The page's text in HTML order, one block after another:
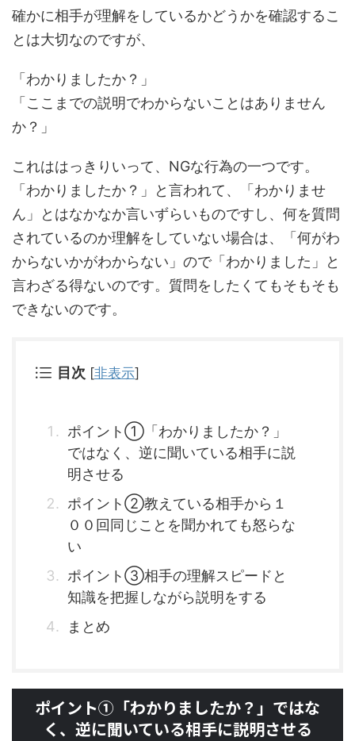
確かに相手が理解をしているかどうかを確認するこ
とは大切なのですが、
「わかりましたか？」
「ここまでの説明でわからないことはありません
か？」
これははっきりいって、NGな行為の一つです。
「わかりましたか？」と言われて、「わかりませ
ん」とはなかなか言いずらいものですし、何を質問
されているのか理解をしていない場合は、「何がわ
からないかがわからない」ので「わかりました」と
言わざる得ないのです。質問をしたくてもそもそも
できないのです。
目次 [非表示]
ポイント①「わかりましたか？」
ではなく、逆に聞いている相手に説
明させる
ポイント②教えている相手から１
００回同じことを聞かれても怒らな
い
ポイント③相手の理解スピードと
知識を把握しながら説明をする
まとめ
ポイント①「わかりましたか？」ではな
く、逆に聞いている相手に説明させる